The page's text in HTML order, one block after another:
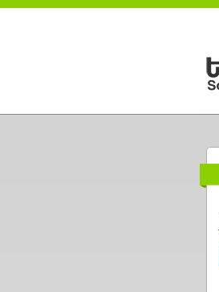
Direkt zum Inhalt